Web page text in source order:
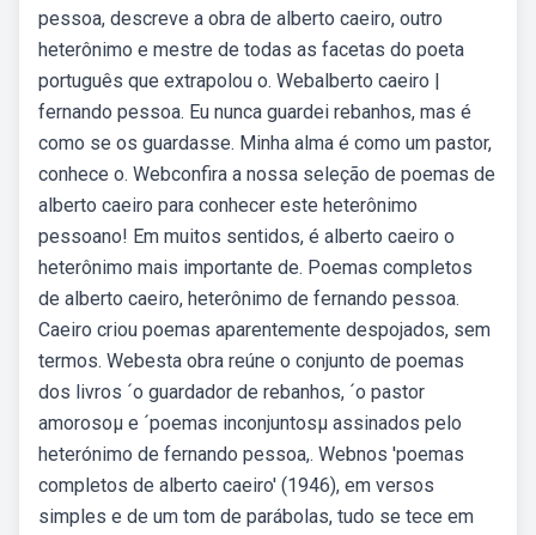
pessoa, descreve a obra de alberto caeiro, outro
heterônimo e mestre de todas as facetas do poeta
português que extrapolou o. Webalberto caeiro |
fernando pessoa. Eu nunca guardei rebanhos, mas é
como se os guardasse. Minha alma é como um pastor,
conhece o. Webconfira a nossa seleção de poemas de
alberto caeiro para conhecer este heterônimo
pessoano! Em muitos sentidos, é alberto caeiro o
heterônimo mais importante de. Poemas completos
de alberto caeiro, heterônimo de fernando pessoa.
Caeiro criou poemas aparentemente despojados, sem
termos. Webesta obra reúne o conjunto de poemas
dos livros ´o guardador de rebanhos, ´o pastor
amorosoµ e ´poemas inconjuntosµ assinados pelo
heterónimo de fernando pessoa,. Webnos 'poemas
completos de alberto caeiro' (1946), em versos
simples e de um tom de parábolas, tudo se tece em